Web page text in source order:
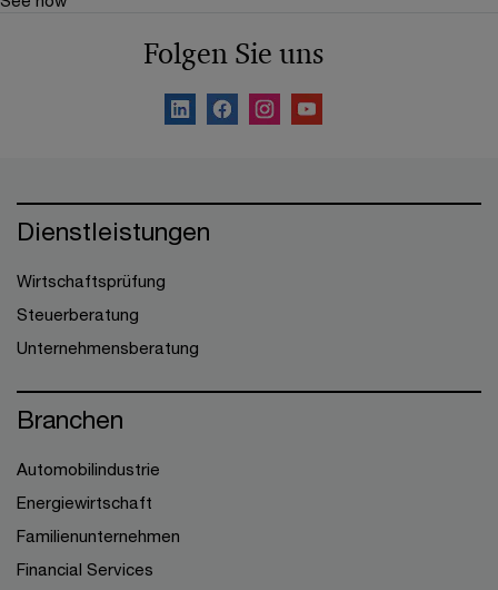
Folgen Sie uns
Dienstleistungen
Wirtschaftsprüfung
Steuerberatung
Unternehmensberatung
Branchen
Automobilindustrie
Energiewirtschaft
Familienunternehmen
Financial Services